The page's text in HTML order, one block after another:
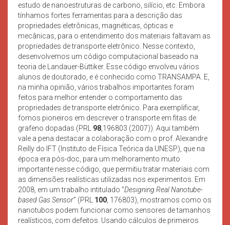
estudo de nanoestruturas de carbono, silício, etc. Embora
tínhamos fortes ferramentas para a descrição das
propriedades eletrônicas, magnéticas, ópticas e
mecânicas, para o entendimento dos materiais faltavam as
propriedades de transporte eletrônico. Nesse contexto,
desenvolvemos um código computacional baseado na
teoria de Landauer-Büttiker. Esse código envolveu vários
alunos de doutorado, e é conhecido como TRANSAMPA. E,
na minha opinião, vários trabalhos importantes foram
feitos para melhor entender o comportamento das
propriedades de transporte eletrônico. Para exemplificar,
fomos pioneiros em descrever o transporte em fitas de
grafeno dopadas (PRL 98 ,196803 (2007)). Aqui também
vale a pena destacar a colaboração com o prof. Alexandre
Reilly do IFT (Instituto de Física Teórica da UNESP), que na
época era pós-doc, para um melhoramento muito
importante nesse código, que permitiu tratar materiais com
as dimensões realísticas utilizadas nos experimentos. Em
2008, em um trabalho intitulado ”Designing Real Nanotube-
based Gas Sensor” (PRL 100 , 176803), mostramos como os
nanotubos podem funcionar como sensores de tamanhos
realísticos, com defeitos. Usando cálculos de primeiros